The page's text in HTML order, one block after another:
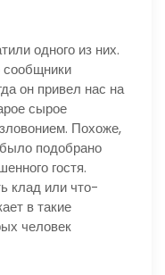
одного из них.
сообщники
он привел нас на
сырое
Похоже,
подобрано
гостя.
клад или что-
в такие
человек